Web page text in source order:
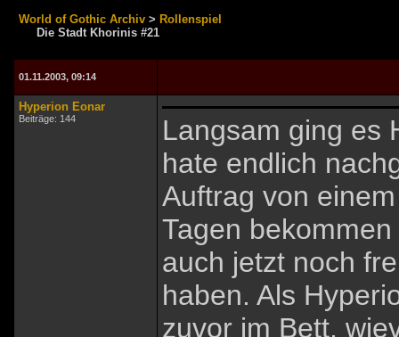
World of Gothic Archiv > Rollenspiel
Die Stadt Khorinis #21
01.11.2003, 09:14
Hyperion Eonar
Beiträge: 144
Langsam ging es
hate endlich
Auftrag von
Tagen
auch jetzt noch
haben. Als
zuvor im Bett,